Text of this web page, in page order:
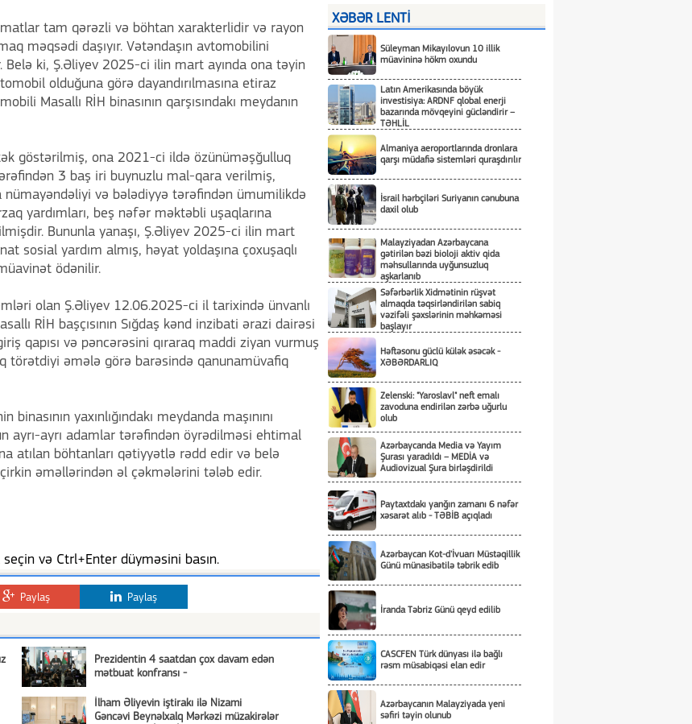
tam qərəzli və böhtan xarakterlidir və rayon
məqsədi daşıyır. Vətəndaşın avtomobilini
Belə ki, Ş.Əliyev 2025-ci ilin mart ayında ona təyin
olduğuna görə dayandırılmasına etiraz
Masallı RİH binasının qarşısındakı meydanın
göstərilmiş, ona 2021-ci ildə özünüməşğulluq
3 baş iri buynuzlu mal-qara verilmiş,
və bələdiyyə tərəfindən ümumilikdə
yardımları, beş nəfər məktəbli uşaqlarına
Bununla yanaşı, Ş.Əliyev 2025-ci ilin mart
sosial yardım almış, həyat yoldaşına çoxuşaqlı
ödənilir.
olan Ş.Əliyev 12.06.2025-ci il tarixində ünvanlı
RİH başçısının Sığdaş kənd inzibati ərazi dairəsi
qapısı və pəncərəsini qıraraq maddi ziyan vurmuş
törətdiyi əmələ görə barəsində qanunamüvafiq
yaxınlığındakı meydanda maşınını
ayrı-ayrı adamlar tərəfindən öyrədilməsi ehtimal
atılan böhtanları qətiyyətlə rədd edir və belə
əməllərindən əl çəkmələrini tələb edir.
və Ctrl+Enter düyməsini basın.
Paylaş Paylaş
Prezidentin 4 saatdan çox davam edən
mətbuat konfransı -
İlham Əliyevin iştirakı ilə Nizami
Gəncəvi Beynəlxalq Mərkəzi müzakirələr
XƏBƏR LENTİ
Süleyman Mikayılovun 10 illik
müavininə hökm oxundu
Latın Amerikasında böyük
investisiya: ARDNF qlobal enerji
bazarında mövqeyini gücləndirir –
TƏHLİL
Almaniya aeroportlarında dronlara
qarşı müdafiə sistemləri quraşdırılır
İsrail hərbçiləri Suriyanın cənubuna
daxil olub
Malayziyadan Azərbaycana
gətirilən bəzi bioloji aktiv qida
məhsullarında uyğunsuzluq
aşkarlanıb
Səfərbərlik Xidmətinin rüşvət
almaqda təqsirləndirilən sabiq
vəzifəli şəxslərinin məhkəməsi
başlayır
Həftəsonu güclü külək əsəcək -
XƏBƏRDARLIQ
Zelenski: "Yaroslavl" neft emalı
zavoduna endirilən zərbə uğurlu
olub
Azərbaycanda Media və Yayım
Şurası yaradıldı – MEDİA və
Audiovizual Şura birləşdirildi
Paytaxtdakı yanğın zamanı 6 nəfər
xəsarət alıb - TƏBİB açıqladı
Azərbaycan Kot-d'İvuarı Müstəqillik
Günü münasibətilə təbrik edib
İranda Təbriz Günü qeyd edilib
CASCFEN Türk dünyası ilə bağlı
rəsm müsabiqəsi elan edir
Azərbaycanın Malayziyada yeni
səfiri təyin olunub